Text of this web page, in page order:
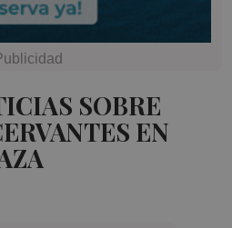
SOBRE
EN